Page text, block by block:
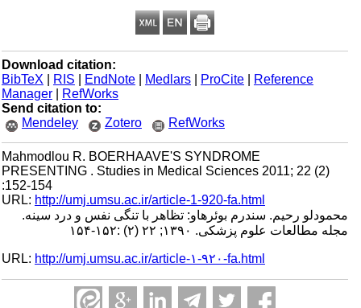
Download citation:
BibTeX
| RIS |EndNote |Medlars |ProCite |Reference
Manager
|RefWorks
Send citation to:
Mendeley
Zotero RefWorks
Mahmodlou R. BOERHAAVE'S SYNDROME
PRESENTING . Studies in Medical Sciences 2011; 22 (2)
:152-154
URL:http://umj.umsu.ac.ir/article-1-920-fa.html
محمودلو رحیم. سندرم بوئرهاو: تظاهر با تنگی نفس و درد سینه.
مجله مطالعات علوم پزشکی. ۱۳۹۰; ۲۲ (۲) :۱۵۲-۱۵۴
URL:http://umj.umsu.ac.ir/article-۱-۹۲۰-fa.html